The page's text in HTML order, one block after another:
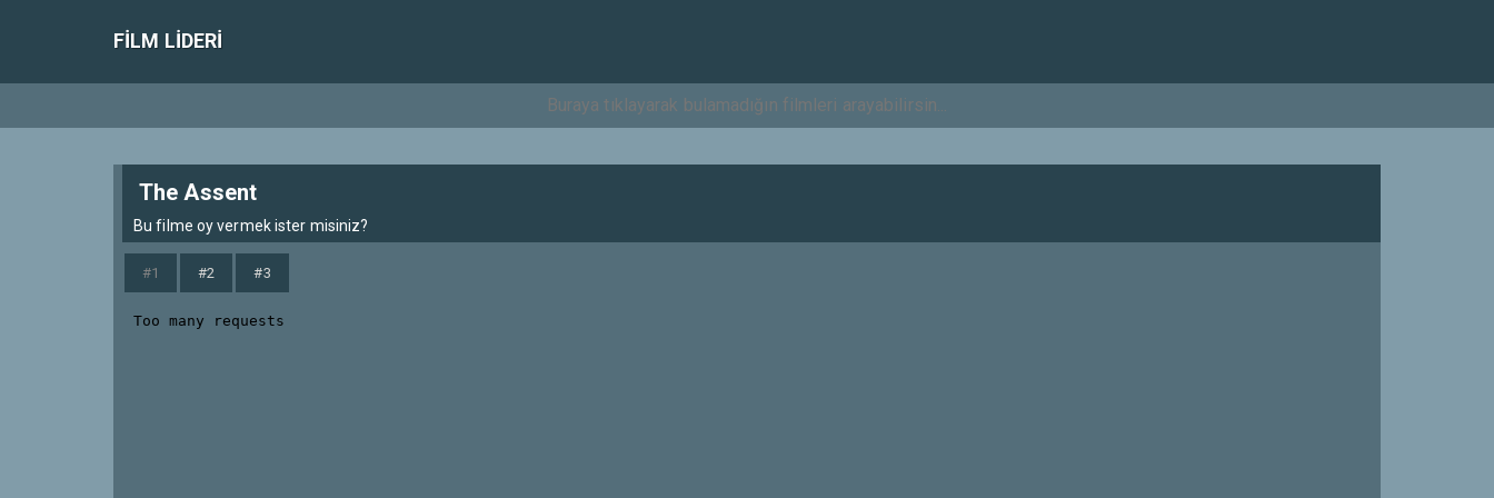
FILM LIDERI
The Assent
Bu filme oy vermek ister misiniz?
#1 #2 #3